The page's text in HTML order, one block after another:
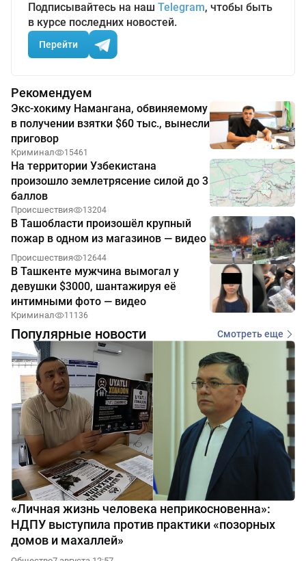
Подписывайтесь на наш Telegram, чтобы быть
в курсе последних новостей.
Перейти
Рекомендуем
Экс-хокиму Намангана, обвиняемому
в получении взятки $60 тыс., вынесли
приговор
Криминал 15461
На территории Узбекистана
произошло землетрясение силой до 3
баллов
Происшествия 13204
В Ташобласти произошёл крупный
пожар в одном из магазинов — видео
Происшествия 12644
В Ташкенте мужчина вымогал у
девушки $3000, шантажируя её
интимными фото — видео
Криминал 11136
Популярные новости Смотреть еще
«Личная жизнь человека неприкосновенна»:
НДПУ выступила против практики «позорных
домов и махаллей»